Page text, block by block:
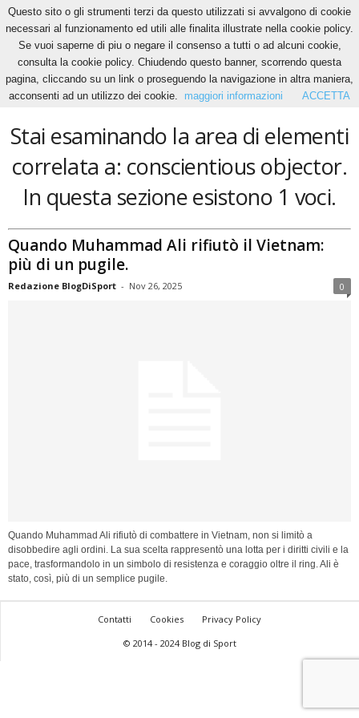
Home Tags Conscientious objector
conscientious objector
Stai esaminando la area di elementi
correlata a: conscientious objector.
In questa sezione esistono 1 voci.
Quando Muhammad Ali rifiutò il Vietnam:
più di un pugile.
Redazione BlogDiSport - Nov 26, 2025 0
Quando Muhammad Ali rifiutò di combattere in Vietnam, non si limitò a
disobbedire agli ordini. La sua scelta rappresentò una lotta per i diritti civili e la
pace, trasformandolo in un simbolo di resistenza e coraggio oltre il ring. Ali è
stato, così, più di un semplice pugile.
Contatti Cookies
Privacy Policy
© 2014 - 2024 Blog di Sport
Questo sito o gli strumenti terzi da questo utilizzati si avvalgono di cookie
necessari al funzionamento ed utili alle finalita illustrate nella cookie policy.
Se vuoi saperne di piu o negare il consenso a tutti o ad alcuni cookie,
consulta la cookie policy. Chiudendo questo banner, scorrendo questa
pagina, cliccando su un link o proseguendo la navigazione in altra maniera,
acconsenti ad un utilizzo dei cookie.
maggiori informazioni ACCETTA